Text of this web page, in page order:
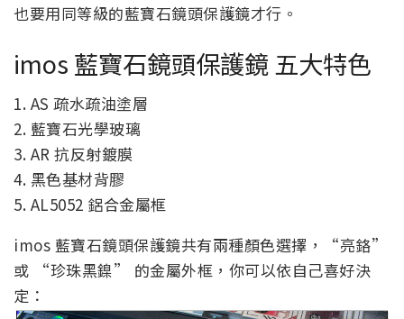
也要用同等級的藍寶石鏡頭保護鏡才行。
imos 藍寶石鏡頭保護鏡 五大特色
1. AS 疏水疏油塗層
2. 藍寶石光學玻璃
3. AR 抗反射鍍膜
4. 黑色基材背膠
5. AL5052 鋁合金屬框
imos 藍寶石鏡頭保護鏡共有兩種顏色選擇，“亮鉻”
或 “珍珠黑鎳” 的金屬外框，你可以依自己喜好決
定：